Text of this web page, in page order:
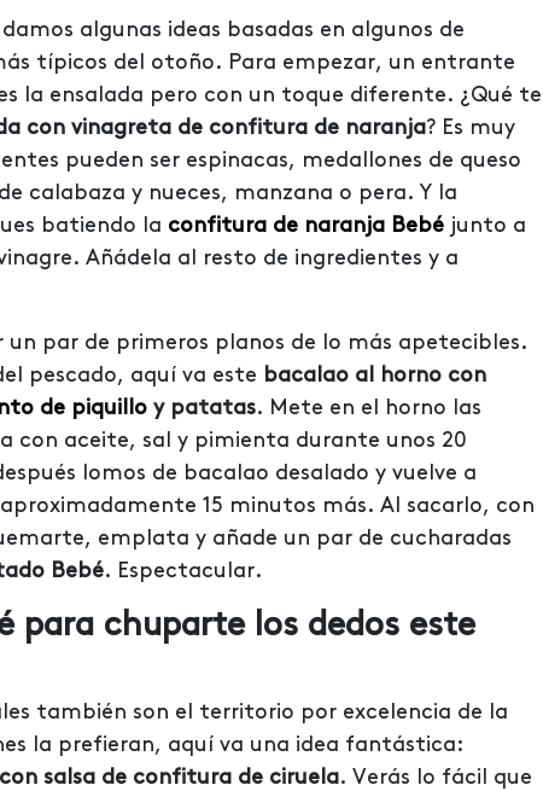
algunas ideas basadas en algunos de
típicos del otoño. Para empezar, un entrante
la ensalada pero con un toque diferente. ¿Qué te
con vinagreta de confitura de naranja? Es muy
pueden ser espinacas, medallones de queso
calabaza y nueces, manzana o pera. Y la
batiendo la confitura de naranja Bebé junto a
Añádela al resto de ingredientes y a
un par de primeros planos de lo más apetecibles.
pescado, aquí va este bacalao al horno con
de piquillo y patatas. Mete en el horno las
con aceite, sal y pimienta durante unos 20
lomos de bacalao desalado y vuelve a
15 minutos más. Al sacarlo, con
emplata y añade un par de cucharadas
Bebé. Espectacular.
para chuparte los dedos este
también son el territorio por excelencia de la
la prefieran, aquí va una idea fantástica:
salsa de confitura de ciruela. Verás lo fácil que